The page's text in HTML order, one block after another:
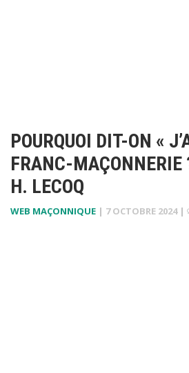
POURQUOI DIT-ON «
FRANC-MAÇONNERIE
H. LECOQ
WEB MAÇONNIQUE | 7 OCTOBRE 2024 |